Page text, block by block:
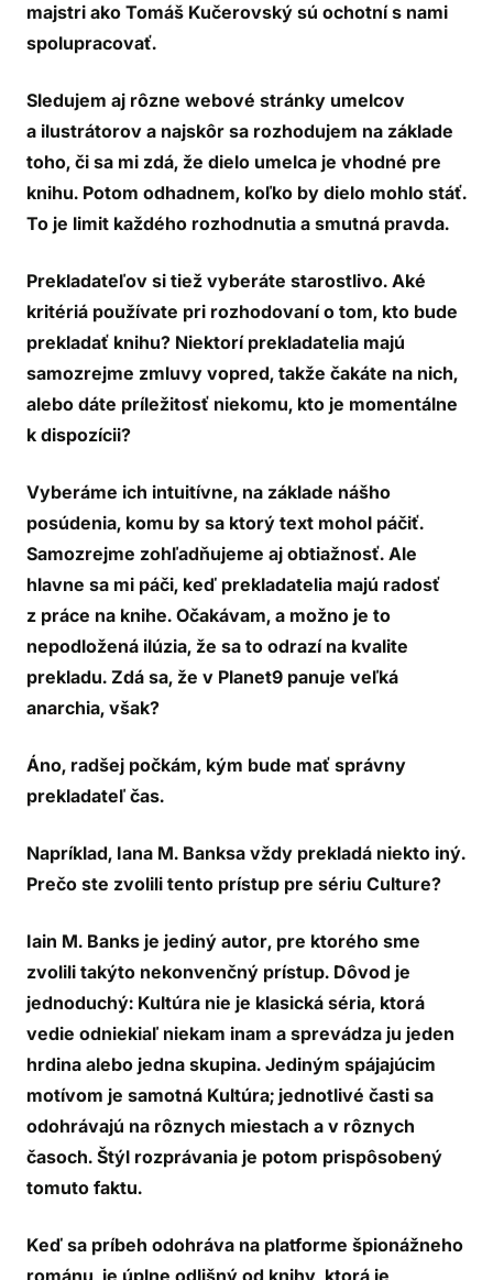
majstri ako Tomáš Kučerovský sú ochotní s nami
spolupracovať.
Sledujem aj rôzne webové stránky umelcov
a ilustrátorov a najskôr sa rozhodujem na základe
toho, či sa mi zdá, že dielo umelca je vhodné pre
knihu. Potom odhadnem, koľko by dielo mohlo stáť.
To je limit každého rozhodnutia a smutná pravda.
Prekladateľov si tiež vyberáte starostlivo. Aké
kritériá používate pri rozhodovaní o tom, kto bude
prekladať knihu? Niektorí prekladatelia majú
samozrejme zmluvy vopred, takže čakáte na nich,
alebo dáte príležitosť niekomu, kto je momentálne
k dispozícii?
Vyberáme ich intuitívne, na základe nášho
posúdenia, komu by sa ktorý text mohol páčiť.
Samozrejme zohľadňujeme aj obtiažnosť. Ale
hlavne sa mi páči, keď prekladatelia majú radosť
z práce na knihe. Očakávam, a možno je to
nepodložená ilúzia, že sa to odrazí na kvalite
prekladu. Zdá sa, že v Planet9 panuje veľká
anarchia, však?
Áno, radšej počkám, kým bude mať správny
prekladateľ čas.
Napríklad, Iana M. Banksa vždy prekladá niekto iný.
Prečo ste zvolili tento prístup pre sériu Culture?
Iain M. Banks je jediný autor, pre ktorého sme
zvolili takýto nekonvenčný prístup. Dôvod je
jednoduchý: Kultúra nie je klasická séria, ktorá
vedie odniekiaľ niekam inam a sprevádza ju jeden
hrdina alebo jedna skupina. Jediným spájajúcim
motívom je samotná Kultúra; jednotlivé časti sa
odohrávajú na rôznych miestach a v rôznych
časoch. Štýl rozprávania je potom prispôsobený
tomuto faktu.
Keď sa príbeh odohráva na platforme špionážneho